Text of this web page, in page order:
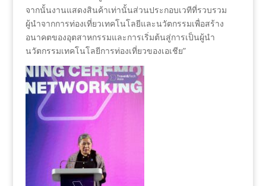
จากนั้นงานแสดงสินค้าเท่านั้นส่วนประกอบเวทีที่รวบรวม
ผู้นำจากการท่องเที่ยวเทคโนโลยีและนวัตกรรมเพื่อสร้าง
อนาคตของอุตสาหกรรมและการเริ่มต้นสู่การเป็นผู้นำ
นวัตกรรมเทคโนโลยีการท่องเที่ยวของเอเชีย”